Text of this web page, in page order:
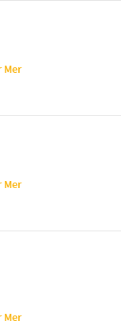
Mer
Mer
Mer